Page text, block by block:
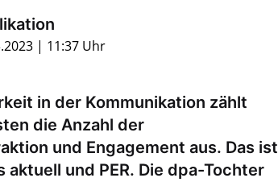
| 11:37 Uhr
in der Kommunikation zählt
die Anzahl der
und Engagement aus. Das ist
und PER. Die dpa-Tochter